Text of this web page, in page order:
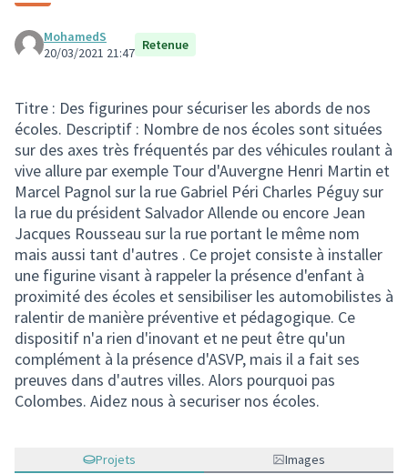
MohamedS
20/03/2021 21:47 Retenue
Titre : Des figurines pour sécuriser les abords de nos
écoles. Descriptif : Nombre de nos écoles sont situées
sur des axes très fréquentés par des véhicules roulant à
vive allure par exemple Tour d'Auvergne Henri Martin et
Marcel Pagnol sur la rue Gabriel Péri Charles Péguy sur
la rue du président Salvador Allende ou encore Jean
Jacques Rousseau sur la rue portant le même nom
mais aussi tant d'autres . Ce projet consiste à installer
une figurine visant à rappeler la présence d'enfant à
proximité des écoles et sensibiliser les automobilistes à
ralentir de manière préventive et pédagogique. Ce
dispositif n'a rien d'inovant et ne peut être qu'un
complément à la présence d'ASVP, mais il a fait ses
preuves dans d'autres villes. Alors pourquoi pas
Colombes. Aidez nous à securiser nos écoles.
Projets Images